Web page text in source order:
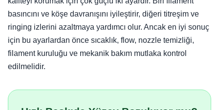
basıncını ve köşe davranışını iyileştirir, diğeri titreşim ve
ringing izlerini azaltmaya yardımcı olur. Ancak en iyi sonuç
için bu ayarlardan önce sıcaklık, flow, nozzle temizliği,
filament kuruluğu ve mekanik bakım mutlaka kontrol
edilmelidir.